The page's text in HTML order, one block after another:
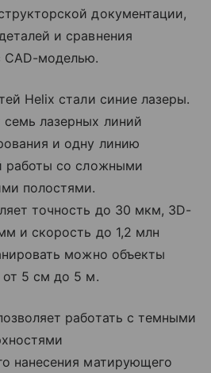
документации,
и сравнения
CAD-моделью.
Helix стали синие лазеры.
лазерных линий
и одну линию
работы со сложными
полостями.
точность до 30 мкм, 3D-
и скорость до 1,2 млн
можно объекты
5 см до 5 м.
работать с темными
нанесения матирующего